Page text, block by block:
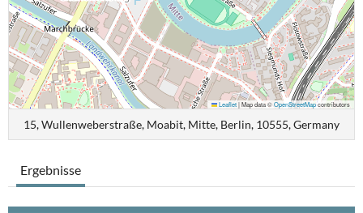
Leaflet|Map data ©OpenStreetMapcontributors
15, Wullenweberstraße, Moabit, Mitte, Berlin, 10555, Germany
Ergebnisse